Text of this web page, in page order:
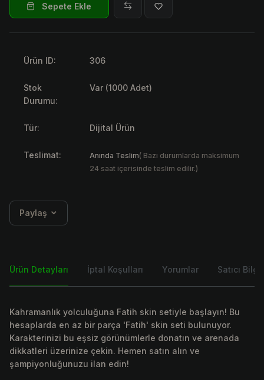
Sepete Ekle
Ürün ID: 306
Stok
Durumu:
Var (1000 Adet)
Tür: Dijital Ürün
Teslimat: Anında Teslim( Bazı durumlarda maksimum
24 saat içerisinde teslim edilir.)
Paylaş
Ürün Detayları İptal Koşulları Yorumlar Satıcı
Kahramanlık yolculuğuna Fatih skin setiyle başlayın! Bu
hesaplarda en az bir parça 'Fatih' skin seti bulunuyor.
Karakterinizi bu eşsiz görünümlerle donatın ve arenada
dikkatleri üzerinize çekin. Hemen satın alın ve
şampiyonluğunuzu ilan edin!